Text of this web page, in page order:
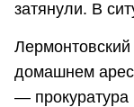
затянули. В
домашнем
—